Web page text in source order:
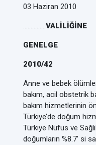
03 Haziran 2010
……………VALİLİĞİNE
GENELGE
2010/42
Anne ve bebek
bakım, acil obstetrik
bakım hizmetlerinin
Türkiye’de doğum
Türkiye Nüfus ve
doğumların %8.7’ si